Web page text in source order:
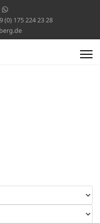
(0) 175 224 23 28